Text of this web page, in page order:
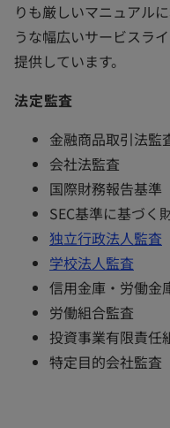
りも厳しいマニュアル
うな幅広いサービスラ
提供しています。
法定監査
金融商品取引法監
会社法監査
国際財務報告基準
SEC基準に基づく
独立行政法人監査
学校法人監査
信用金庫・労働金
労働組合監査
投資事業有限責任
特定目的会社監査